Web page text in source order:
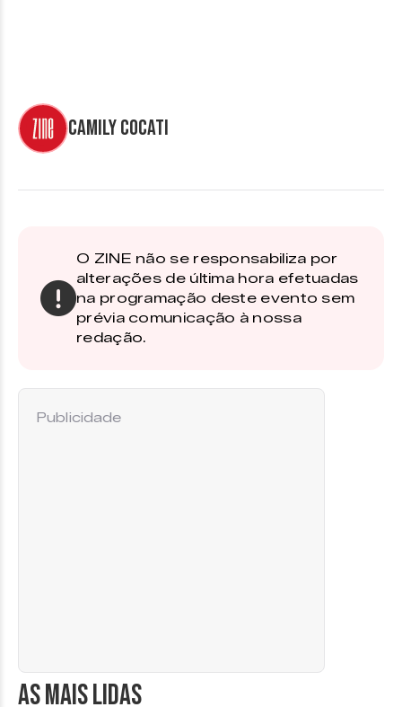
Camily Cocati
O ZINE não se responsabiliza por
alterações de última hora efetuadas
na programação deste evento sem
prévia comunicação à nossa
redação.
AS MAIS LIDAS
Publicidade